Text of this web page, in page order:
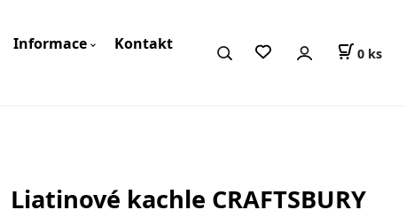
Informace Kontakt 0 ks
Liatinové kachle CRAFTSBURY